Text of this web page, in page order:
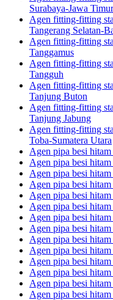
Surabaya-Jawa Timur
Agen fitting-fitting
Tangerang Selatan-
Agen fitting-fitting
Tanggamus
Agen fitting-fitting
Tangguh
Agen fitting-fitting
Tanjung Buton
Agen fitting-fitting
Tanjung Jabung
Agen fitting-fitting
Toba-Sumatera Utara
Agen pipa besi
Agen pipa besi
Agen pipa besi
Agen pipa besi
Agen pipa besi
Agen pipa besi
Agen pipa besi
Agen pipa besi
Agen pipa besi
Agen pipa besi
Agen pipa besi
Agen pipa besi
Agen pipa besi
Agen pipa besi